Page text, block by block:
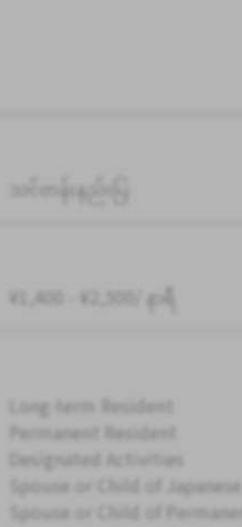
သင်တန်းနည်းပြ
¥1,400 - ¥2,500/ နာရီ
Long-term Resident
Permanent Resident
Designated Activities
Spouse or Child of
Spouse or Child of